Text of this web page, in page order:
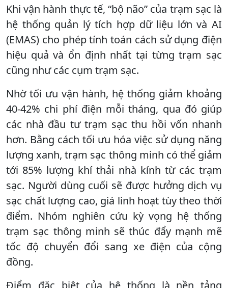
Khi vận hành thực tế, “bộ não” của trạm sạc là
hệ thống quản lý tích hợp dữ liệu lớn và AI
(EMAS) cho phép tính toán cách sử dụng điện
hiệu quả và ổn định nhất tại từng trạm sạc
cũng như các cụm trạm sạc.
Nhờ tối ưu vận hành, hệ thống giảm khoảng
40-42% chi phí điện mỗi tháng, qua đó giúp
các nhà đầu tư trạm sạc thu hồi vốn nhanh
hơn. Bằng cách tối ưu hóa việc sử dụng năng
lượng xanh, trạm sạc thông minh có thể giảm
tới 85% lượng khí thải nhà kính từ các trạm
sạc. Người dùng cuối sẽ được hưởng dịch vụ
sạc chất lượng cao, giá linh hoạt tùy theo thời
điểm. Nhóm nghiên cứu kỳ vọng hệ thống
trạm sạc thông minh sẽ thúc đẩy mạnh mẽ
tốc độ chuyển đổi sang xe điện của cộng
đồng.
Điểm đặc biệt của hệ thống là nền tảng